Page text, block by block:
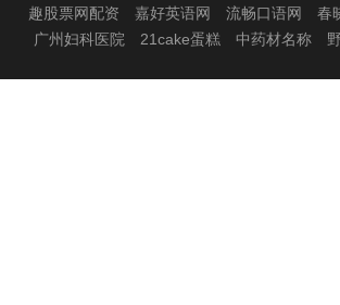
趣股票网配资
嘉好英语网 流畅口语网 春
广州妇科医院
21cake蛋糕 中药材名称